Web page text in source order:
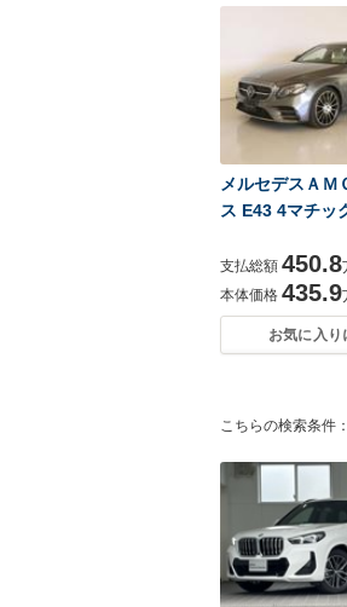
メルセデスＡＭ
ス E43 4マチッ
支払総額 450.8
本体価格 435.9
お気に入り
こちらの検索条件：